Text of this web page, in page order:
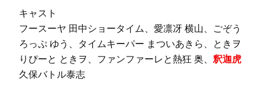
キャスト
フースーヤ 田中ショータイム、愛凛冴 横山、ごぞう
ろっぷ ゆう、タイムキーパー まついあきら、ときヲ
りぴーと ときヲ、ファンファーレと熱狂 奥、 釈迦虎
久保バトル泰志